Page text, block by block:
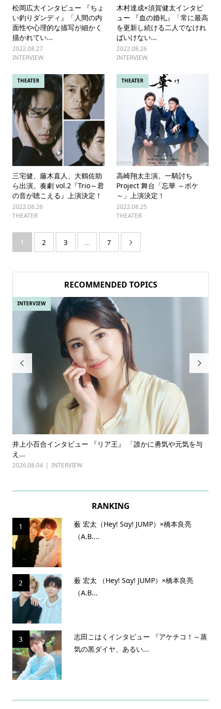
松岡広大インタビュー 『ちょ
い釣りダンディ』「人間の内
面性や心理的な描写が細かく
描かれてい...
2022.08.27
INTERVIEW
木村達成×須賀健太インタビ
ュー 『血の婚礼』「常に最高
を更新し続ける二人でなけれ
ばいけない...
2022.08.26
INTERVIEW
THEATER
三宅健、藤木直人、大鶴佐助
ら出演。奏劇 vol.2『Trio～君
の音が聴こえる』上演決定！
2022.08.26
THEATER
THEATER
高崎翔太主演。一騎討ち
Project 舞台「忘華 ～ボケ
～」上演決定！
2022.08.25
THEATER
1 2 3 … 7 
RECOMMENDED TOPICS

井上小百合インタビュー 『リア王』 「誰かに勇気や元気を与
え...
2026.08.04 INTERVIEW
INTERVIEW

RANKING
1
薮 宏太（Hey! Sɑy! JUMP）×橋本良亮
（A.B....
2
薮 宏太 （Hey! Sɑy! JUMP）×橋本良亮
（A.B...
3
志田こはくインタビュー 『アケチコ！～蒸
気の黒ダイヤ、あるい...